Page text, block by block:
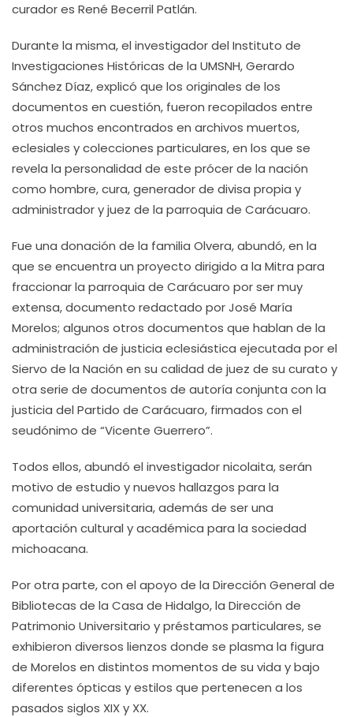
curador es René Becerril Patlán.
Durante la misma, el investigador del Instituto de
Investigaciones Históricas de la UMSNH, Gerardo
Sánchez Díaz, explicó que los originales de los
documentos en cuestión, fueron recopilados entre
otros muchos encontrados en archivos muertos,
eclesiales y colecciones particulares, en los que se
revela la personalidad de este prócer de la nación
como hombre, cura, generador de divisa propia y
administrador y juez de la parroquia de Carácuaro.
Fue una donación de la familia Olvera, abundó, en la
que se encuentra un proyecto dirigido a la Mitra para
fraccionar la parroquia de Carácuaro por ser muy
extensa, documento redactado por José María
Morelos; algunos otros documentos que hablan de la
administración de justicia eclesiástica ejecutada por el
Siervo de la Nación en su calidad de juez de su curato y
otra serie de documentos de autoría conjunta con la
justicia del Partido de Carácuaro, firmados con el
seudónimo de “Vicente Guerrero”.
Todos ellos, abundó el investigador nicolaita, serán
motivo de estudio y nuevos hallazgos para la
comunidad universitaria, además de ser una
aportación cultural y académica para la sociedad
michoacana.
Por otra parte, con el apoyo de la Dirección General de
Bibliotecas de la Casa de Hidalgo, la Dirección de
Patrimonio Universitario y préstamos particulares, se
exhibieron diversos lienzos donde se plasma la figura
de Morelos en distintos momentos de su vida y bajo
diferentes ópticas y estilos que pertenecen a los
pasados siglos XIX y XX.